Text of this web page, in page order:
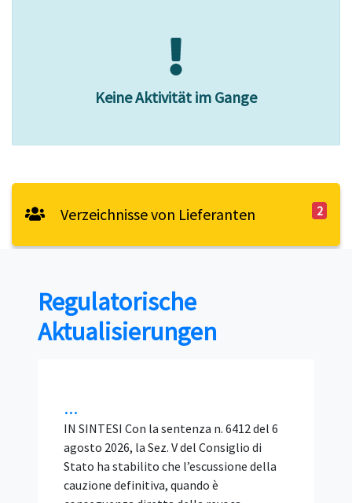
Keine Aktivität im Gange
Verzeichnisse von Lieferanten 2
Regulatorische
Aktualisierungen
Bando tipo ANAC 2/2026 SIA:
requisiti, BIM e verifiche del
RUP nelle gare di
ingegneria...
IN SINTESI Il Bando tipo ANAC n. 2/2026 è